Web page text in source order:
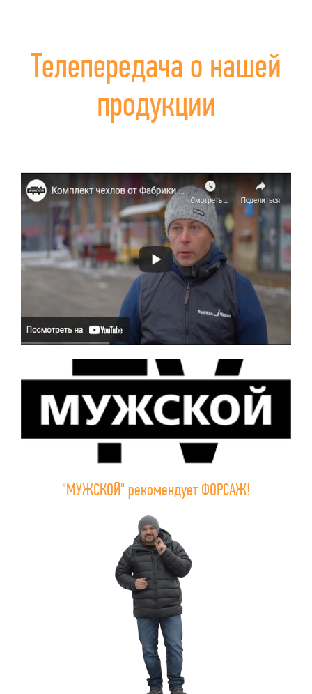
Телепередача о нашей
продукции
"МУЖСКОЙ" рекомендует ФОРСАЖ!